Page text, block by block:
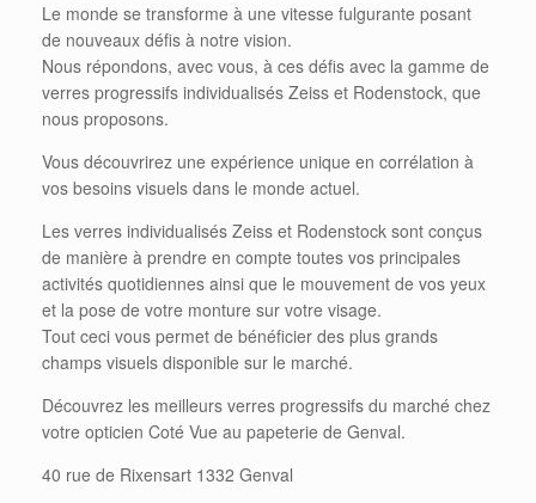
Le monde se transforme à une vitesse fulgurante posant
de nouveaux défis à notre vision.
Nous répondons, avec vous, à ces défis avec la gamme de
verres progressifs individualisés Zeiss et Rodenstock, que
nous proposons.
Vous découvrirez une expérience unique en corrélation à
vos besoins visuels dans le monde actuel.
Les verres individualisés Zeiss et Rodenstock sont conçus
de manière à prendre en compte toutes vos principales
activités quotidiennes ainsi que le mouvement de vos yeux
et la pose de votre monture sur votre visage.
Tout ceci vous permet de bénéficier des plus grands
champs visuels disponible sur le marché.
Découvrez les meilleurs verres progressifs du marché chez
votre opticien Coté Vue au papeterie de Genval.
40 rue de Rixensart 1332 Genval